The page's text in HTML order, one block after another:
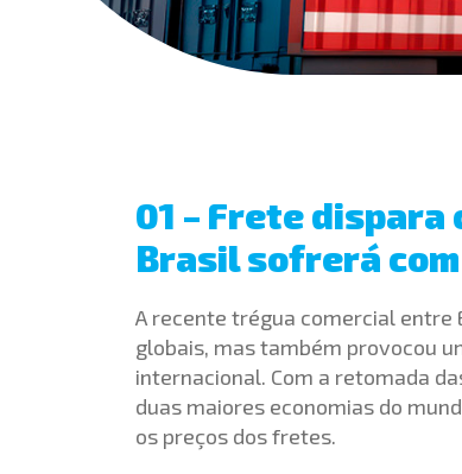
01 – Frete dispara
Brasil sofrerá
A recente trégua comercial entre
globais, mas também provocou
internacional. Com a retomada
duas maiores economias do
os preços dos fretes.